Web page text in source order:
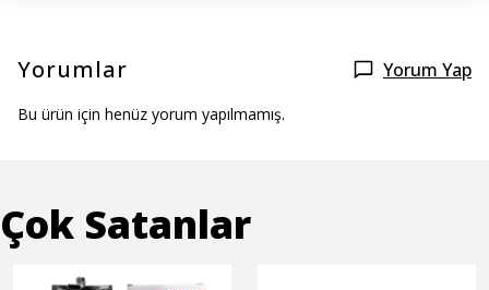
Yorumlar Yorum Yap
Bu ürün için henüz yorum yapılmamış.
Çok Satanlar